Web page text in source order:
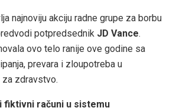
najnoviju akciju radne grupe za borbu
potpredsednik JD Vance.
ovo telo ranije ove godine sa
prevara i zloupotreba u
zdravstvo.
fiktivni računi u sistemu